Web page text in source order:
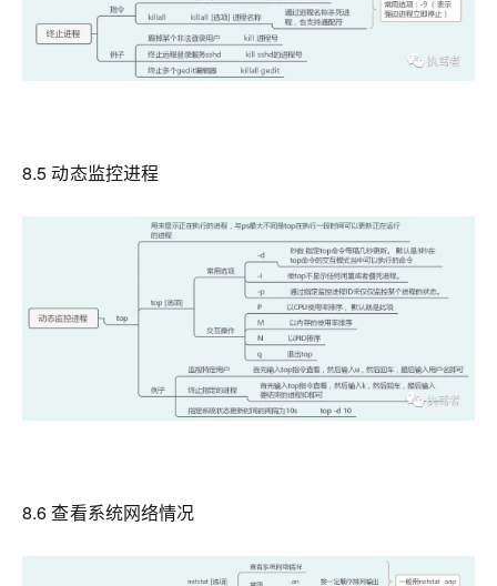
8.5 动态监控进程
8.6 查看系统网络情况